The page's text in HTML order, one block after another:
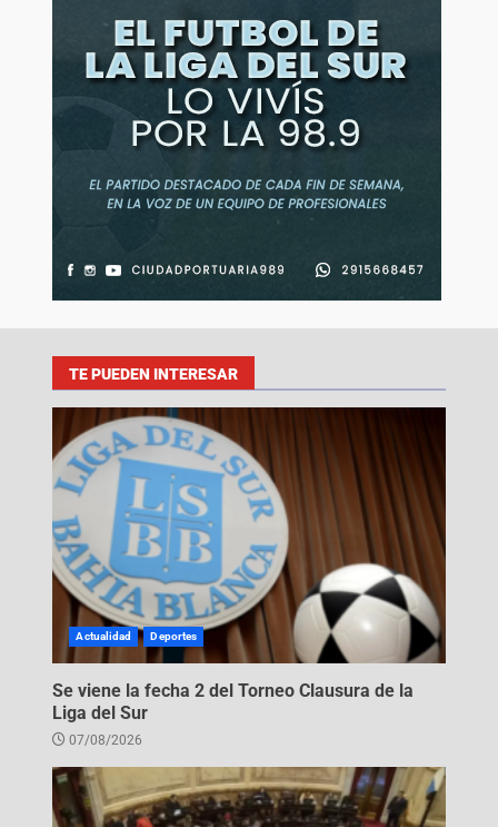
TE PUEDEN INTERESAR
Actualidad Deportes
Se viene la fecha 2 del Torneo Clausura de la
Liga del Sur
07/08/2026